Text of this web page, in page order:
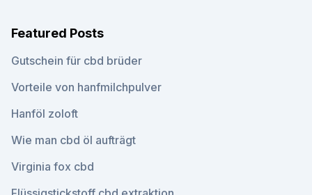
Featured Posts
Gutschein für cbd brüder
Vorteile von hanfmilchpulver
Hanföl zoloft
Wie man cbd öl aufträgt
Virginia fox cbd